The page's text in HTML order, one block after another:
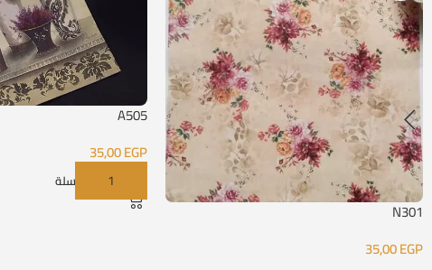
N301
35,00EGP
A505
35,00EGP
إضافة إلى السلة